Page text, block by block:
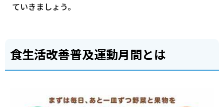
ていきましょう。
食生活改善普及運動月間とは